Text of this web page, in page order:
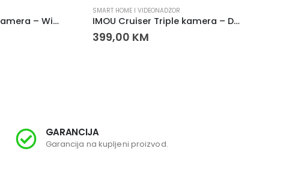
IMOU Bullet 3 5MP kamera – WiFi sigurnosna kamera
SMART HOME I VIDEONADZOR
IMOU Cruiser Triple kamera – Dual Lens WiFi sigurnosna kamera
399,00 KM
GARANCIJA
Garancija na kupljeni proizvod.